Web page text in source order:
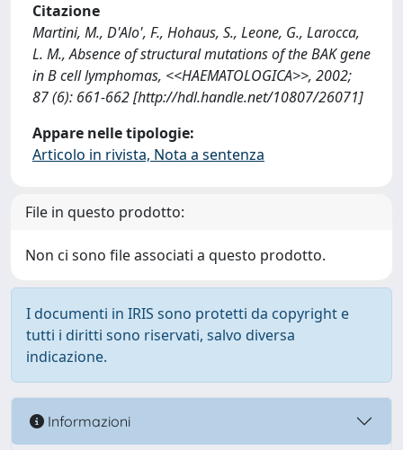
Citazione
Martini, M., D'Alo', F., Hohaus, S., Leone, G., Larocca,
L. M., Absence of structural mutations of the BAK gene
in B cell lymphomas, <<HAEMATOLOGICA>>, 2002;
87 (6): 661-662 [http://hdl.handle.net/10807/26071]
Appare nelle tipologie:
Articolo in rivista, Nota a sentenza
File in questo prodotto:
Non ci sono file associati a questo prodotto.
I documenti in IRIS sono protetti da copyright e
tutti i diritti sono riservati, salvo diversa
indicazione.
Informazioni